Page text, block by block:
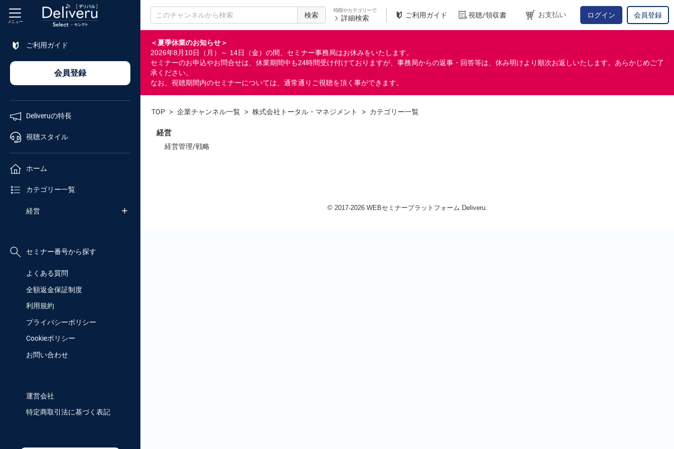
検索
時期やカテゴリーで
詳細検索 ご利用ガイド 視聴/領収書 お支払い ログイン 会員登録
＜夏季休業のお知らせ＞
2026年8月10日（月）～ 14日（金）の間、セミナー事務局はお休みをいたします。
セミナーのお申込やお問合せは、休業期間中も24時間受け付けておりますが、事務局からの返事・回答等は、休み明けより順次お返しいたします。あらかじめご了
承ください。
なお、視聴期間内のセミナーについては、通常通りご視聴を頂く事ができます。
メニュー
ご利用ガイド
会員登録
Deliveruの特長
視聴スタイル
ホーム
カテゴリー一覧
経営
セミナー番号から探す
よくある質問
全額返金保証制度
利用規約
プライバシーポリシー
Cookieポリシー
お問い合わせ
運営会社
特定商取引法に基づく表記
セミナー
番号検索
TOP > 企業チャンネル一覧 > 株式会社トータル・マネジメント > カテゴリー一覧
経営
経営管理/戦略
© 2017-2026 WEBセミナープラットフォーム Deliveru.